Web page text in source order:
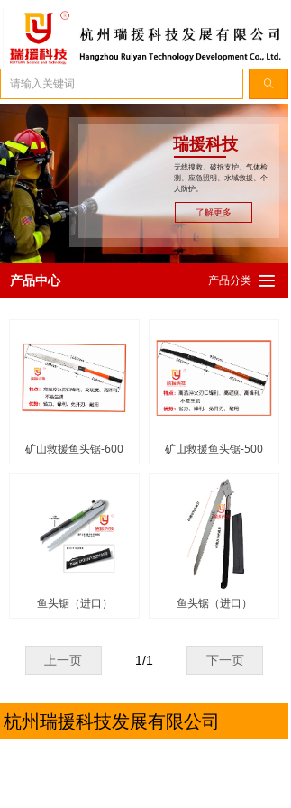
ꄠ
矿山救援鱼头锯-600 矿山救援鱼头锯-500
鱼头锯（进口） 鱼头锯（进口）
上一页 下一页
1/1
产品中心 끀
产品分类
了解更多
瑞援科技
无线搜救、破拆支护、气体检
测、应急照明、水域救援、个
人防护。
杭州瑞援科技发展有限公司